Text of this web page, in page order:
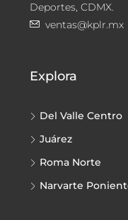
Deportes, CDMX.
ventas@kplr.mx
Explora
Del Valle Centro
Juárez
Roma Norte
Narvarte